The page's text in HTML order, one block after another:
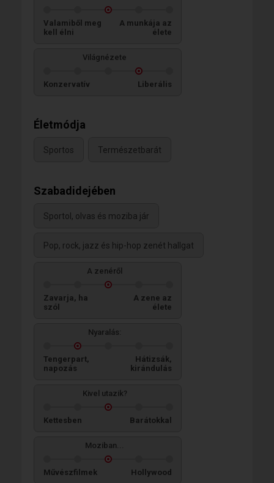
Valamiből meg
kell élni
A munkája az
élete
Világnézete
Konzervatív Liberális
Életmódja
Sportos Természetbarát
Szabadidejében
Sportol, olvas és moziba jár
Pop, rock, jazz és hip-hop zenét hallgat
A zenéről
Zavarja, ha
szól
A zene az
élete
Nyaralás:
Tengerpart,
napozás
Hátizsák,
kirándulás
Kivel utazik?
Kettesben Barátokkal
Moziban...
Művészfilmek Hollywood